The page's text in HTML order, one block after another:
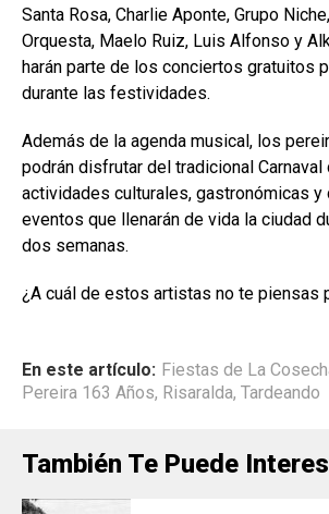
Santa Rosa, Charlie Aponte, Grupo
Orquesta, Maelo Ruiz, Luis Alfonso y
harán parte de los conciertos gratuitos
durante las festividades.
Además de la agenda musical, los
podrán disfrutar del tradicional Carnaval
actividades culturales, gastronómicas
eventos que llenarán de vida la ciudad
dos semanas.
¿A cuál de estos artistas no te piensas
En este artículo: Fiestas de La
Pereira 163 Años, Risaralda, Tardeando
También Te Puede